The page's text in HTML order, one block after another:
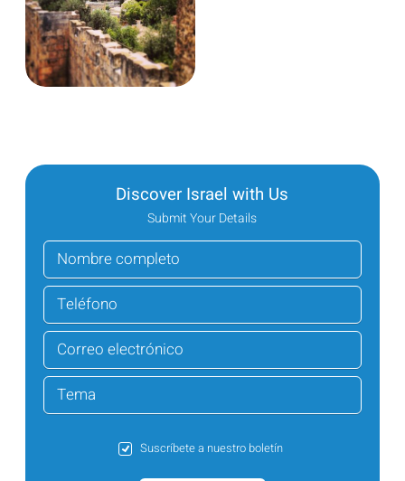
Discover Israel with Us
Submit Your Details
Suscríbete a nuestro boletín